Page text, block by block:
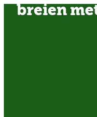
breien